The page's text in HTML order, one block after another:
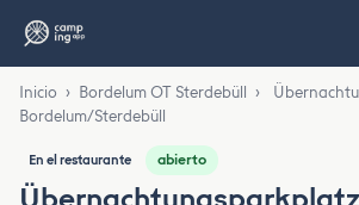
Inicio › Bordelum OT Sterdebüll ›
Bordelum/Sterdebüll
En el restaurante abierto